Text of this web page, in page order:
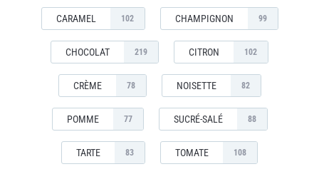
CARAMEL 102 CHAMPIGNON 99
CHOCOLAT 219 CITRON 102
CRÈME 78 NOISETTE 82
POMME 77 SUCRÉ-SALÉ 88
TARTE 83 TOMATE 108